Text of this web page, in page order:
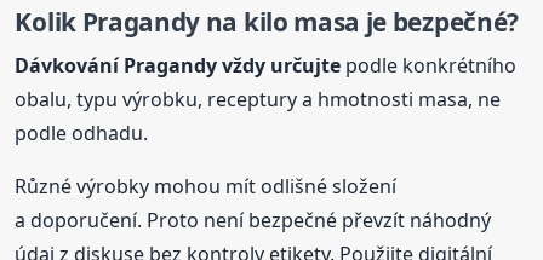
Kolik Pragandy na kilo masa je bezpečné?
Dávkování Pragandy vždy určujte podle konkrétního
obalu, typu výrobku, receptury a hmotnosti masa, ne
podle odhadu.
Různé výrobky mohou mít odlišné složení
a doporučení. Proto není bezpečné převzít náhodný
údaj z diskuse bez kontroly etikety. Použijte digitální